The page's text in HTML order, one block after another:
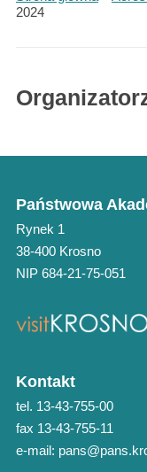
2024
Państwowa
Rynek 1
38-400 Krosno
NIP 684-21-75-051
Kontakt
tel. 13-43-755-00
fax 13-43-755-11
e-mail: